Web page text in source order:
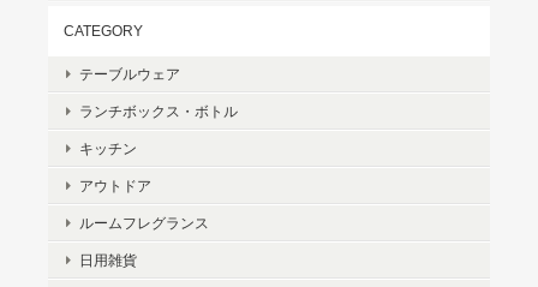
CATEGORY
テーブルウェア
ランチボックス・ボトル
キッチン
アウトドア
ルームフレグランス
日用雑貨